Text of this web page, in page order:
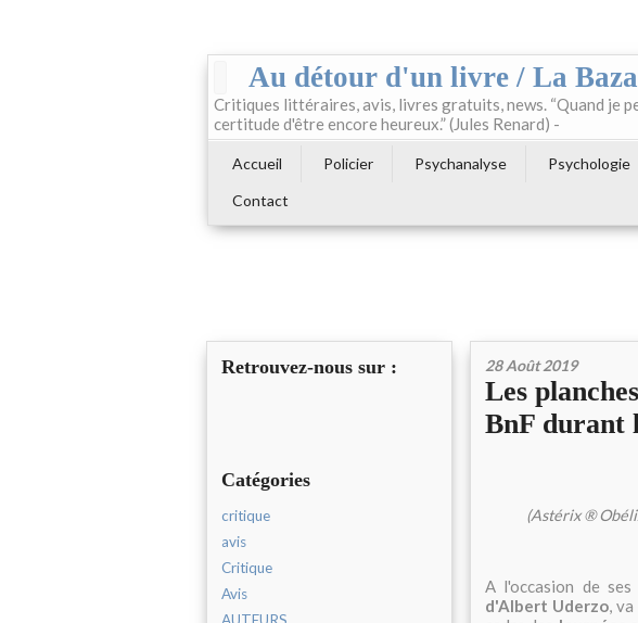
Au détour d'un livre / La
Critiques littéraires, avis, livres gratuits, news. “Quand je
certitude d'être encore heureux.” (Jules Renard) -
Accueil Policier Psychanalyse Psychologie
Contact
Retrouvez-nous sur :
Catégories
critique
avis
Critique
Avis
28 Août 2019
Les
BnF durant
(Astérix ®
A l'occasion de ses
d'Albert Uderzo,